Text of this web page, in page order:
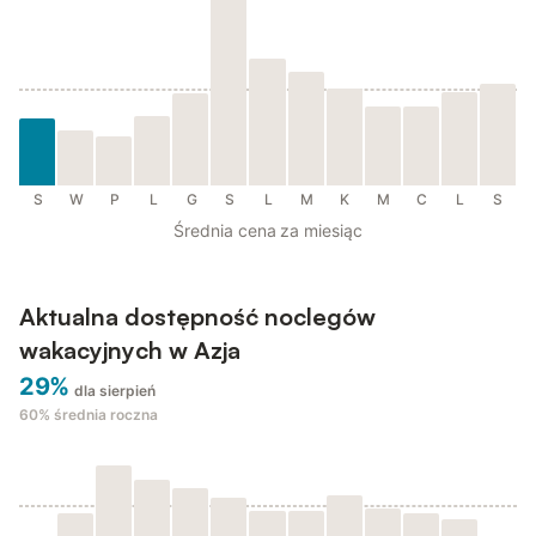
S W P L G S L M K M C L S
Średnia cena za miesiąc
Aktualna dostępność noclegów
wakacyjnych w Azja
29% dla sierpień
60% średnia roczna